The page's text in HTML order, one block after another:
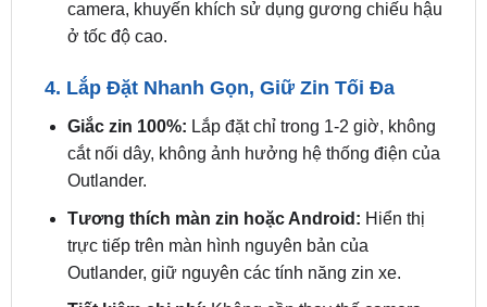
4. Lắp Đặt Nhanh Gọn, Giữ Zin Tối Đa
cắt nối dây, không ảnh hưởng hệ thống điện của
Outlander.
Tương thích màn zin hoặc Android:Hiển thị
trực tiếp trên màn hình nguyên bản của
Outlander, giữ nguyên các tính năng zin xe.
Tiết kiệm chi phí: Không cần thay thế camera
lùi, giảm chi phí so với hệ thống 360 độ đầy đủ.